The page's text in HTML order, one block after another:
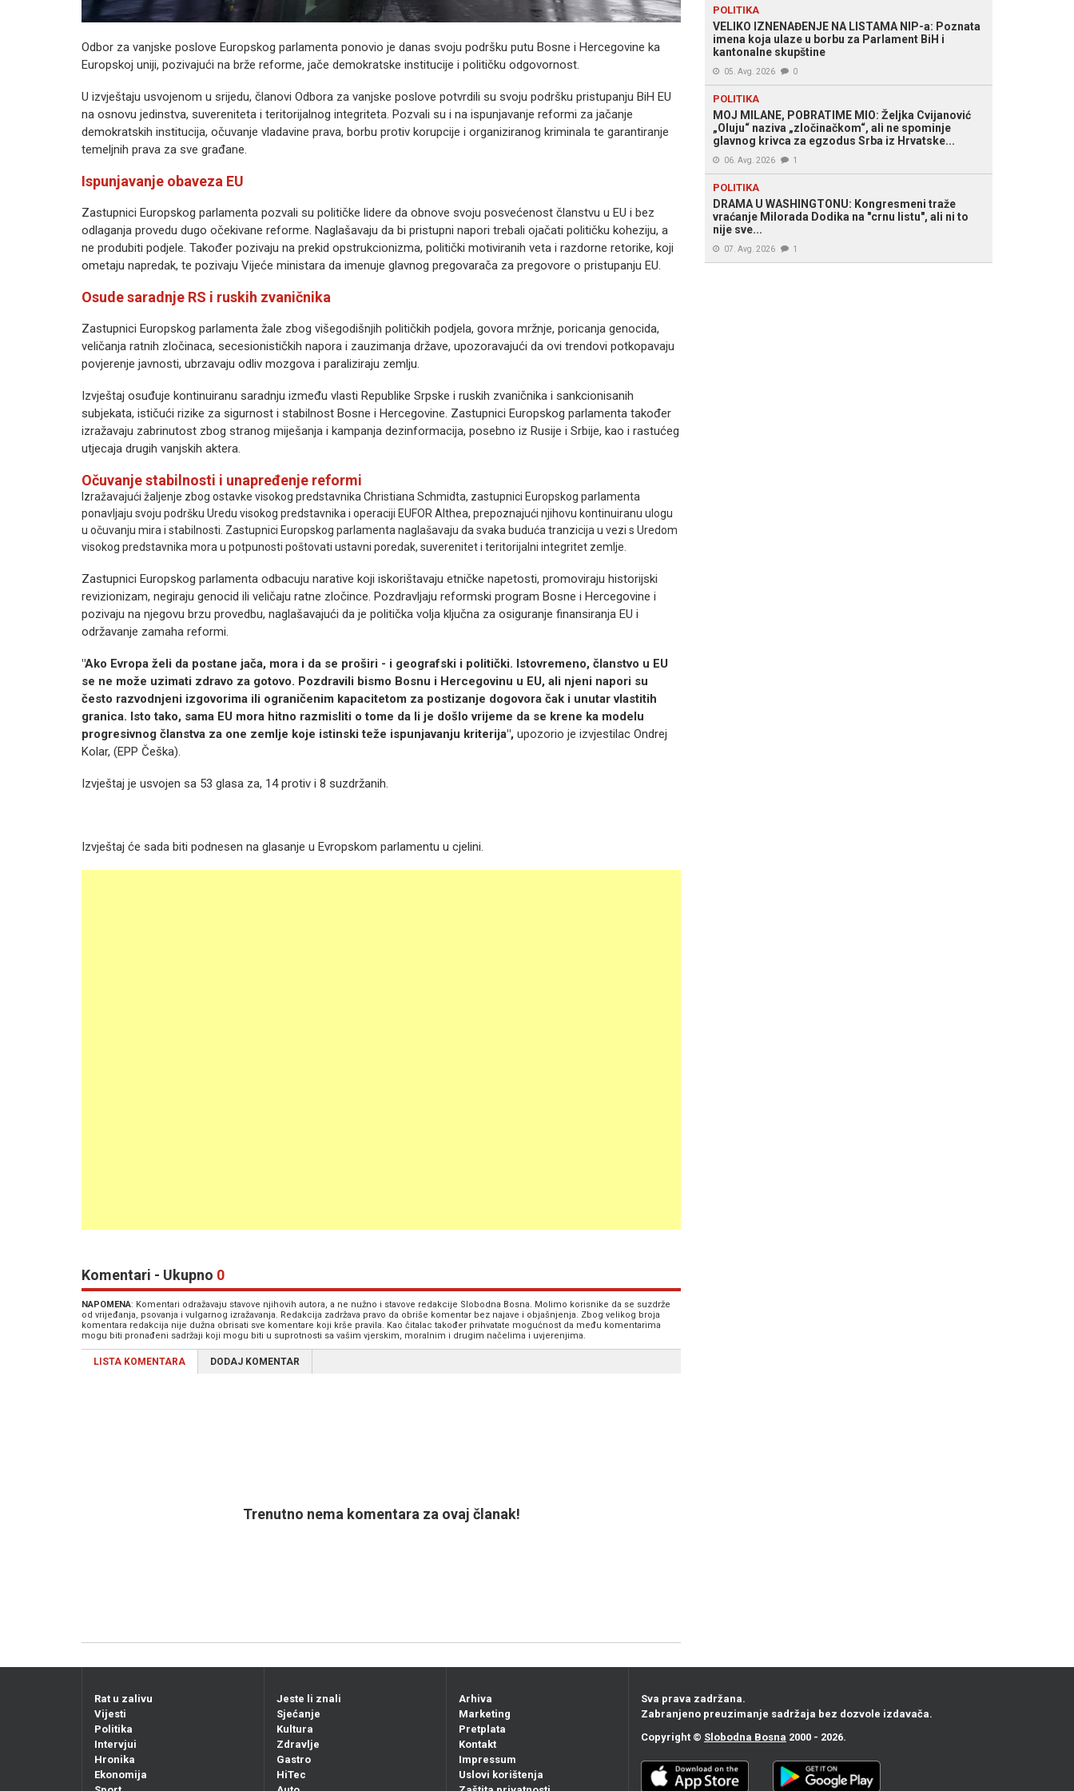
Odbor za vanjske poslove Europskog parlamenta ponovio je danas svoju podršku putu Bosne i Hercegovine ka
Europskoj uniji, pozivajući na brže reforme, jače demokratske institucije i političku odgovornost.
U izvještaju usvojenom u srijedu, članovi Odbora za vanjske poslove potvrdili su svoju podršku pristupanju BiH EU
na osnovu jedinstva, suvereniteta i teritorijalnog integriteta. Pozvali su i na ispunjavanje reformi za jačanje
demokratskih institucija, očuvanje vladavine prava, borbu protiv korupcije i organiziranog kriminala te garantiranje
temeljnih prava za sve građane.
Ispunjavanje obaveza EU
Zastupnici Europskog parlamenta pozvali su političke lidere da obnove svoju posvećenost članstvu u EU i bez
odlaganja provedu dugo očekivane reforme. Naglašavaju da bi pristupni napori trebali ojačati političku koheziju, a
ne produbiti podjele. Također pozivaju na prekid opstrukcionizma, politički motiviranih veta i razdorne retorike, koji
ometaju napredak, te pozivaju Vijeće ministara da imenuje glavnog pregovarača za pregovore o pristupanju EU.
Osude saradnje RS i ruskih zvaničnika
Zastupnici Europskog parlamenta žale zbog višegodišnjih političkih podjela, govora mržnje, poricanja genocida,
veličanja ratnih zločinaca, secesionističkih napora i zauzimanja države, upozoravajući da ovi trendovi potkopavaju
povjerenje javnosti, ubrzavaju odliv mozgova i paraliziraju zemlju.
Izvještaj osuđuje kontinuiranu saradnju između vlasti Republike Srpske i ruskih zvaničnika i sankcionisanih
subjekata, ističući rizike za sigurnost i stabilnost Bosne i Hercegovine. Zastupnici Europskog parlamenta također
izražavaju zabrinutost zbog stranog miješanja i kampanja dezinformacija, posebno iz Rusije i Srbije, kao i rastućeg
utjecaja drugih vanjskih aktera.
Očuvanje stabilnosti i unapređenje reformi
Izražavajući žaljenje zbog ostavke visokog predstavnika Christiana Schmidta, zastupnici Europskog parlamenta
ponavljaju svoju podršku Uredu visokog predstavnika i operaciji EUFOR Althea, prepoznajući njihovu kontinuiranu ulogu
u očuvanju mira i stabilnosti. Zastupnici Europskog parlamenta naglašavaju da svaka buduća tranzicija u vezi s Uredom
visokog predstavnika mora u potpunosti poštovati ustavni poredak, suverenitet i teritorijalni integritet zemlje.
Zastupnici Europskog parlamenta odbacuju narative koji iskorištavaju etničke napetosti, promoviraju historijski
revizionizam, negiraju genocid ili veličaju ratne zločince. Pozdravljaju reformski program Bosne i Hercegovine i
pozivaju na njegovu brzu provedbu, naglašavajući da je politička volja ključna za osiguranje finansiranja EU i
održavanje zamaha reformi.
"Ako Evropa želi da postane jača, mora i da se proširi - i geografski i politički. Istovremeno, članstvo u EU
se ne može uzimati zdravo za gotovo. Pozdravili bismo Bosnu i Hercegovinu u EU, ali njeni napori su
često razvodnjeni izgovorima ili ograničenim kapacitetom za postizanje dogovora čak i unutar vlastitih
granica. Isto tako, sama EU mora hitno razmisliti o tome da li je došlo vrijeme da se krene ka modelu
progresivnog članstva za one zemlje koje istinski teže ispunjavanju kriterija", upozorio je izvjestilac Ondrej
Kolar, (EPP Češka).
Izvještaj je usvojen sa 53 glasa za, 14 protiv i 8 suzdržanih.
Izvještaj će sada biti podnesen na glasanje u Evropskom parlamentu u cjelini.
Komentari - Ukupno 0
NAPOMENA: Komentari odražavaju stavove njihovih autora, a ne nužno i stavove redakcije Slobodna Bosna. Molimo korisnike da se suzdrže
od vrijeđanja, psovanja i vulgarnog izražavanja. Redakcija zadržava pravo da obriše komentar bez najave i objašnjenja. Zbog velikog broja
komentara redakcija nije dužna obrisati sve komentare koji krše pravila. Kao čitalac također prihvatate mogućnost da među komentarima
mogu biti pronađeni sadržaji koji mogu biti u suprotnosti sa vašim vjerskim, moralnim i drugim načelima i uvjerenjima.
LISTA KOMENTARA DODAJ KOMENTAR
Trenutno nema komentara za ovaj članak!
POLITIKA
VELIKO IZNENAĐENJE NA LISTAMA NIP-a: Poznata
imena koja ulaze u borbu za Parlament BiH i
kantonalne skupštine
05. Avg. 2026 0
POLITIKA
MOJ MILANE, POBRATIME MIO: Željka Cvijanović
„Oluju“ naziva „zločinačkom“, ali ne spominje
glavnog krivca za egzodus Srba iz Hrvatske...
06. Avg. 2026 1
POLITIKA
DRAMA U WASHINGTONU: Kongresmeni traže
vraćanje Milorada Dodika na "crnu listu", ali ni to
nije sve...
07. Avg. 2026 1
Rat u zalivu
Vijesti
Politika
Intervjui
Hronika
Ekonomija
Jeste li znali
Sjećanje
Kultura
Zdravlje
Gastro
HiTec
Arhiva
Marketing
Pretplata
Kontakt
Impressum
Uslovi korištenja
Sva prava zadržana.
Zabranjeno preuzimanje sadržaja bez dozvole izdavača.
Copyright © Slobodna Bosna 2000 - 2026.